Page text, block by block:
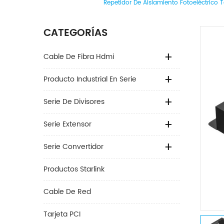
Repetidor De Aislamiento Fotoeléctrico
CATEGORÍAS
Cable De Fibra Hdmi
Producto Industrial En Serie
Serie De Divisores
Serie Extensor
Serie Convertidor
Productos Starlink
Cable De Red
Tarjeta PCI